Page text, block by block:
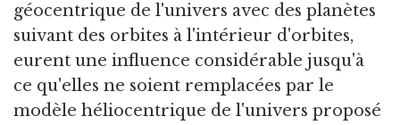
géocentrique de l'univers avec des planètes
suivant des orbites à l'intérieur d'orbites,
eurent une influence considérable jusqu'à
ce qu'elles ne soient remplacées par le
modèle héliocentrique de l'univers proposé